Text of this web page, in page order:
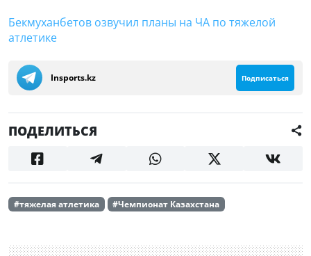
Бекмуханбетов озвучил планы на ЧА по тяжелой
атлетике
Insports.kz Подписаться
ПОДЕЛИТЬСЯ
#тяжелая атлетика #Чемпионат Казахстана